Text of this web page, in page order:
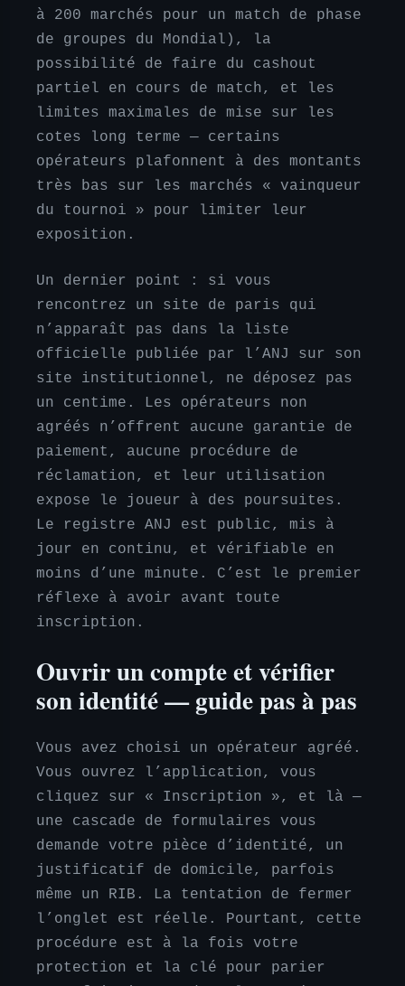
à 200 marchés pour un match de phase
de groupes du Mondial), la
possibilité de faire du cashout
partiel en cours de match, et les
limites maximales de mise sur les
cotes long terme — certains
opérateurs plafonnent à des montants
très bas sur les marchés « vainqueur
du tournoi » pour limiter leur
exposition.
Un dernier point : si vous
rencontrez un site de paris qui
n’apparaît pas dans la liste
officielle publiée par l’ANJ sur son
site institutionnel, ne déposez pas
un centime. Les opérateurs non
agréés n’offrent aucune garantie de
paiement, aucune procédure de
réclamation, et leur utilisation
expose le joueur à des poursuites.
Le registre ANJ est public, mis à
jour en continu, et vérifiable en
moins d’une minute. C’est le premier
réflexe à avoir avant toute
inscription.
Ouvrir un compte et vérifier
son identité — guide pas à pas
Vous avez choisi un opérateur agréé.
Vous ouvrez l’application, vous
cliquez sur « Inscription », et là —
une cascade de formulaires vous
demande votre pièce d’identité, un
justificatif de domicile, parfois
même un RIB. La tentation de fermer
l’onglet est réelle. Pourtant, cette
procédure est à la fois votre
protection et la clé pour parier